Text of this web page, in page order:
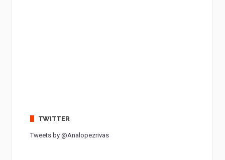
TWITTER
Tweets by @Analopezrivas